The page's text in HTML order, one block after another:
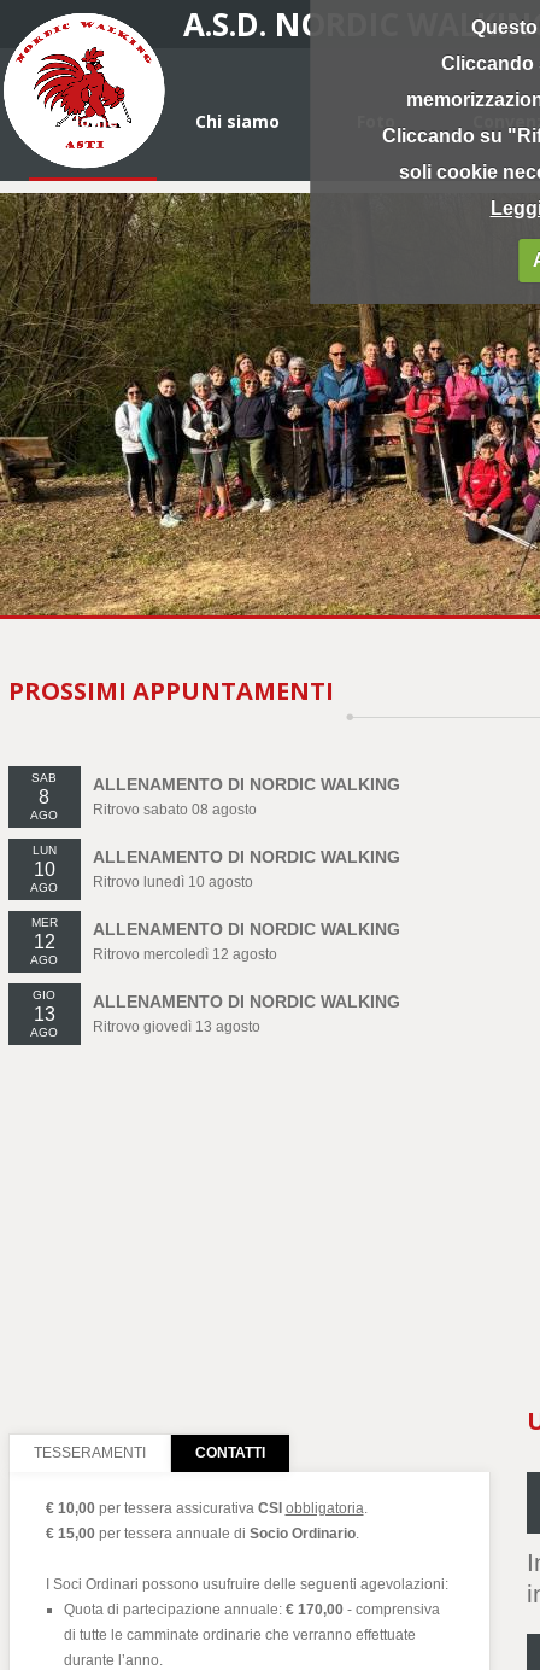
Cliccando
Cliccando su
soli cookie
A.S.D. NORDIC
Home Chi siamo Foto
PROSSIMI APPUNTAMENTI
SAB
8
AGO
ALLENAMENTO DI NORDIC WALKING
Ritrovo sabato 08 agosto
LUN
10
AGO
ALLENAMENTO DI NORDIC WALKING
Ritrovo lunedì 10 agosto
MER
12
AGO
ALLENAMENTO DI NORDIC WALKING
Ritrovo mercoledì 12 agosto
GIO
13
AGO
ALLENAMENTO DI NORDIC WALKING
Ritrovo giovedì 13 agosto
TESSERAMENTI CONTATTI
€ 10,00per tessera assicurativa CSI obbligatoria.
€ 15,00per tessera annuale di Socio Ordinario.
I Soci Ordinari possono usufruire delle seguenti agevolazioni:
Quota di partecipazione annuale: € 170,00- comprensiva
di tutte le camminate ordinarie che verranno effettuate
durante l’anno.